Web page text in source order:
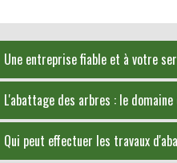
Une entreprise fiable et à votre
L'abattage des arbres : le
Qui peut effectuer les travaux